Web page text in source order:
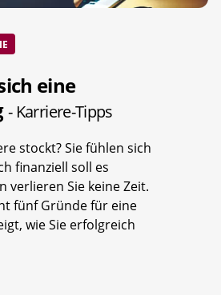
eine
- Karriere-Tipps
stockt? Sie fühlen sich
finanziell soll es
verlieren Sie keine Zeit.
fünf Gründe für eine
wie Sie erfolgreich